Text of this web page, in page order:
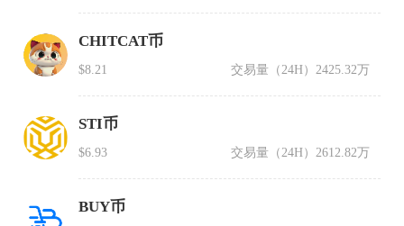
CHITCAT币
$8.21 交易量（24H） 2425.32万
STI币
$6.93 交易量（24H） 2612.82万
BUY币